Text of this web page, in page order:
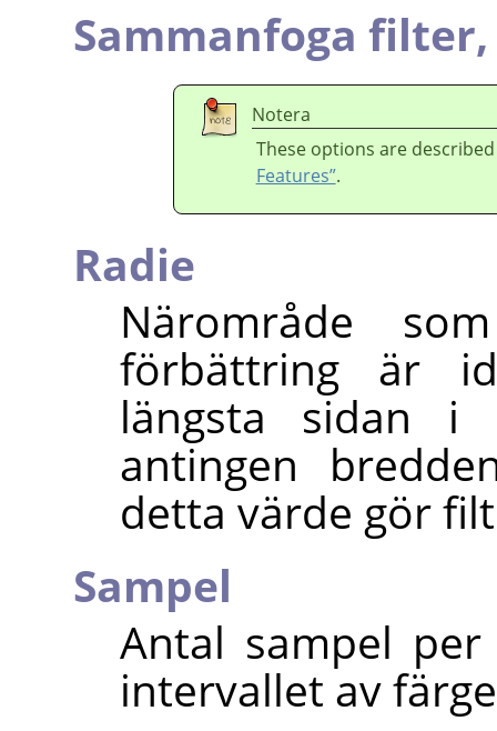
Sammanfoga
Notera
These options are
Features”.
Radie
Närområde
förbättring är
längsta sidan i
antingen
detta värde gör
Sampel
Antal sampel
intervallet av